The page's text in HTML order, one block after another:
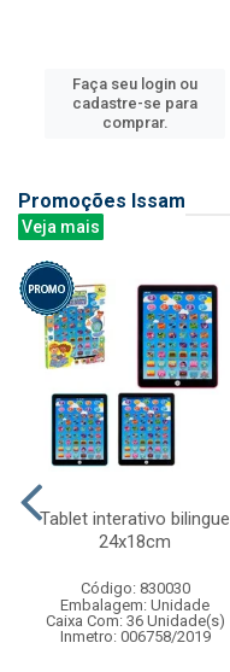
Faça seu login ou
cadastre-se para
comprar.
Promoções Issam
Veja mais
Tablet interativo bilingue
24x18cm
Código: 830030
Embalagem: Unidade
Caixa Com: 36 Unidade(s)
Inmetro: 006758/2019